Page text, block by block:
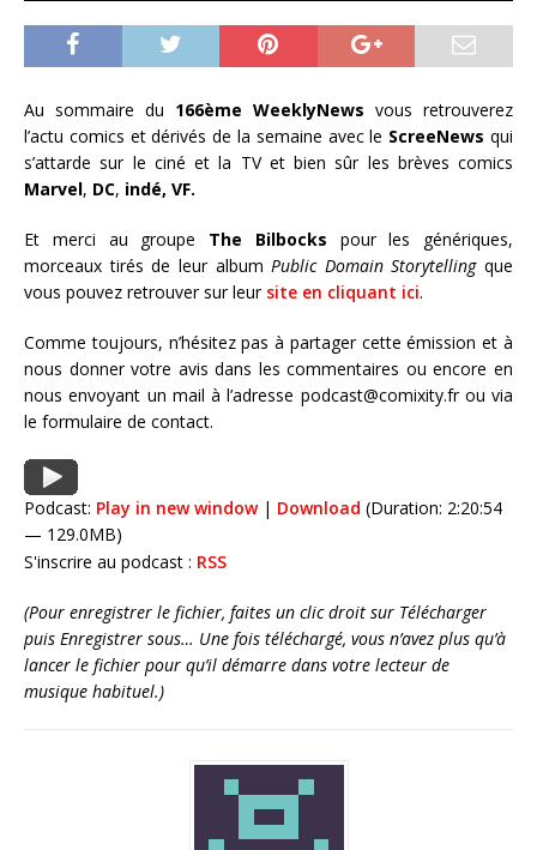
Au sommaire du 166ème WeeklyNews vous retrouverez
l’actu comics et dérivés de la semaine avec le ScreeNews qui
s’attarde sur le ciné et la TV et bien sûr les brèves comics
Marvel, DC, indé, VF.
Et merci au groupe The Bilbocks pour les génériques,
morceaux tirés de leur album Public Domain Storytellingque
vous pouvez retrouver sur leur site en cliquant ici.
Comme toujours, n’hésitez pas à partager cette émission et à
nous donner votre avis dans les commentaires ou encore en
nous envoyant un mail à l’adresse podcast@comixity.fr ou via
le formulaire de contact.
Podcast: Play in new window| Download (Duration: 2:20:54
— 129.0MB)
S'inscrire au podcast : RSS
(Pour enregistrer le fichier, faites un clic droit sur Télécharger
puis Enregistrer sous… Une fois téléchargé, vous n’avez plus qu’à
lancer le fichier pour qu’il démarre dans votre lecteur de
musique habituel.)